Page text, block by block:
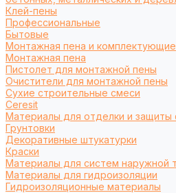
Клей-пены
Профессиональные
Бытовые
Монтажная пена и комплектующие
Монтажная пена
Пистолет для монтажной пены
Очистители для монтажной пены
Сухие строительные смеси
Ceresit
Материалы для отделки и защиты
Грунтовки
Декоративные штукатурки
Краски
Материалы для систем наружной
Материалы для гидроизоляции
Гидроизоляционные материалы